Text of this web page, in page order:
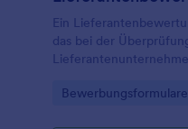
Ein
das bei der
Go to Category:
Bewerbungsformulare